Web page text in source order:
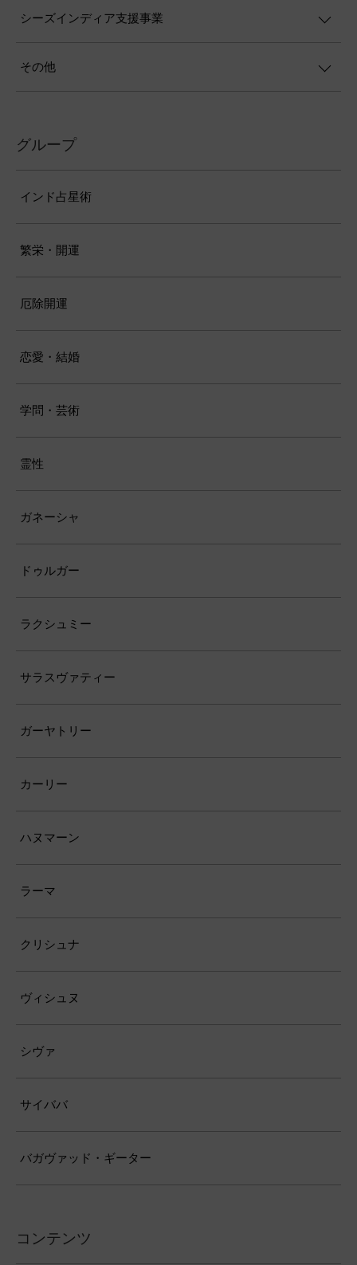
シーズインディア支援事業
その他
グループ
インド占星術
繁栄・開運
厄除開運
恋愛・結婚
学問・芸術
霊性
ガネーシャ
ドゥルガー
ラクシュミー
サラスヴァティー
ガーヤトリー
カーリー
ハヌマーン
ラーマ
クリシュナ
ヴィシュヌ
シヴァ
サイババ
バガヴァッド・ギーター
コンテンツ